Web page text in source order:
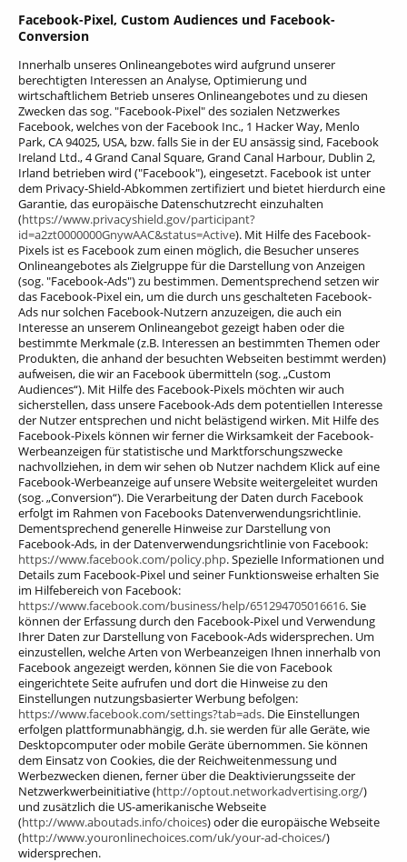
Facebook-Pixel, Custom Audiences und Facebook-
Conversion
Innerhalb unseres Onlineangebotes wird aufgrund unserer
berechtigten Interessen an Analyse, Optimierung und
wirtschaftlichem Betrieb unseres Onlineangebotes und zu diesen
Zwecken das sog. "Facebook-Pixel" des sozialen Netzwerkes
Facebook, welches von der Facebook Inc., 1 Hacker Way, Menlo
Park, CA 94025, USA, bzw. falls Sie in der EU ansässig sind, Facebook
Ireland Ltd., 4 Grand Canal Square, Grand Canal Harbour, Dublin 2,
Irland betrieben wird ("Facebook"), eingesetzt. Facebook ist unter
dem Privacy-Shield-Abkommen zertifiziert und bietet hierdurch eine
Garantie, das europäische Datenschutzrecht einzuhalten
(https://www.privacyshield.gov/participant?
id=a2zt0000000GnywAAC&status=Active). Mit Hilfe des Facebook-
Pixels ist es Facebook zum einen möglich, die Besucher unseres
Onlineangebotes als Zielgruppe für die Darstellung von Anzeigen
(sog. "Facebook-Ads") zu bestimmen. Dementsprechend setzen wir
das Facebook-Pixel ein, um die durch uns geschalteten Facebook-
Ads nur solchen Facebook-Nutzern anzuzeigen, die auch ein
Interesse an unserem Onlineangebot gezeigt haben oder die
bestimmte Merkmale (z.B. Interessen an bestimmten Themen oder
Produkten, die anhand der besuchten Webseiten bestimmt werden)
aufweisen, die wir an Facebook übermitteln (sog. „Custom
Audiences“). Mit Hilfe des Facebook-Pixels möchten wir auch
sicherstellen, dass unsere Facebook-Ads dem potentiellen Interesse
der Nutzer entsprechen und nicht belästigend wirken. Mit Hilfe des
Facebook-Pixels können wir ferner die Wirksamkeit der Facebook-
Werbeanzeigen für statistische und Marktforschungszwecke
nachvollziehen, in dem wir sehen ob Nutzer nachdem Klick auf eine
Facebook-Werbeanzeige auf unsere Website weitergeleitet wurden
(sog. „Conversion“). Die Verarbeitung der Daten durch Facebook
erfolgt im Rahmen von Facebooks Datenverwendungsrichtlinie.
Dementsprechend generelle Hinweise zur Darstellung von
Facebook-Ads, in der Datenverwendungsrichtlinie von Facebook:
https://www.facebook.com/policy.php. Spezielle Informationen und
Details zum Facebook-Pixel und seiner Funktionsweise erhalten Sie
im Hilfebereich von Facebook:
https://www.facebook.com/business/help/651294705016616. Sie
können der Erfassung durch den Facebook-Pixel und Verwendung
Ihrer Daten zur Darstellung von Facebook-Ads widersprechen. Um
einzustellen, welche Arten von Werbeanzeigen Ihnen innerhalb von
Facebook angezeigt werden, können Sie die von Facebook
eingerichtete Seite aufrufen und dort die Hinweise zu den
Einstellungen nutzungsbasierter Werbung befolgen:
https://www.facebook.com/settings?tab=ads. Die Einstellungen
erfolgen plattformunabhängig, d.h. sie werden für alle Geräte, wie
Desktopcomputer oder mobile Geräte übernommen. Sie können
dem Einsatz von Cookies, die der Reichweitenmessung und
Werbezwecken dienen, ferner über die Deaktivierungsseite der
Netzwerkwerbeinitiative (http://optout.networkadvertising.org/)
und zusätzlich die US-amerikanische Webseite
(http://www.aboutads.info/choices) oder die europäische Webseite
(http://www.youronlinechoices.com/uk/your-ad-choices/)
widersprechen.